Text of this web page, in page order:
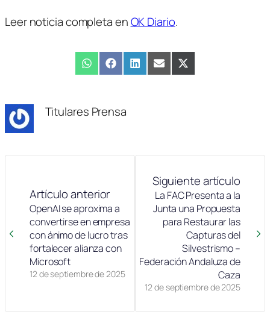
Leer noticia completa enOK Diario.
Compartir
en
WhatsAppCompartir
en
FacebookCompartir
en
LinkedInCompartir
en
EmailCompartir
en
X
(Twitter)
Titulares Prensa
Artículo anterior
12 de septiembre de 2025
OpenAI se aproxima a
convertirse en empresa
con ánimo de lucro tras
fortalecer alianza con
Microsoft
Siguiente artículo
12 de septiembre de 2025
La FAC Presenta a la
Junta una Propuesta
para Restaurar las
Capturas del
Silvestrismo –
Federación Andaluza de
Caza